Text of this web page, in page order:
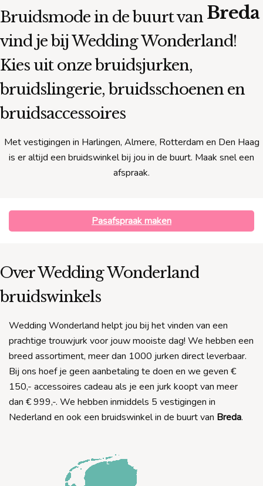
Bruidsmode in de buurt vanBreda
vind je bij Wedding Wonderland!
Kies uit onze bruidsjurken,
bruidslingerie, bruidsschoenen en
bruidsaccessoires
Met vestigingen in Harlingen, Almere, Rotterdam en Den Haag
is er altijd een bruidswinkel bij jou in de buurt. Maak snel een
afspraak.
Pasafspraak maken
Over Wedding Wonderland
bruidswinkels
Wedding Wonderland helpt jou bij het vinden van een
prachtige trouwjurk voor jouw mooiste dag! We hebben een
breed assortiment, meer dan 1000 jurken direct leverbaar.
Bij ons hoef je geen aanbetaling te doen en we geven €
150,- accessoires cadeau als je een jurk koopt van meer
dan € 999,-. We hebben inmiddels 5 vestigingen in
Nederland en ook een bruidswinkel in de buurt van Breda.